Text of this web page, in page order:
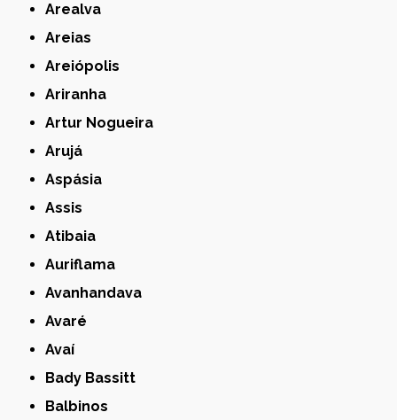
Arealva
Areias
Areiópolis
Ariranha
Artur Nogueira
Arujá
Aspásia
Assis
Atibaia
Auriflama
Avanhandava
Avaré
Avaí
Bady Bassitt
Balbinos